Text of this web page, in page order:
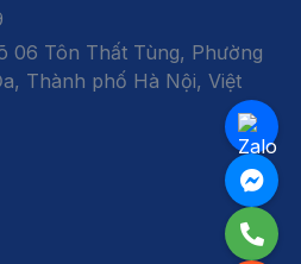
06 Tôn Thất Tùng, Phường
Thành phố Hà Nội, Việt